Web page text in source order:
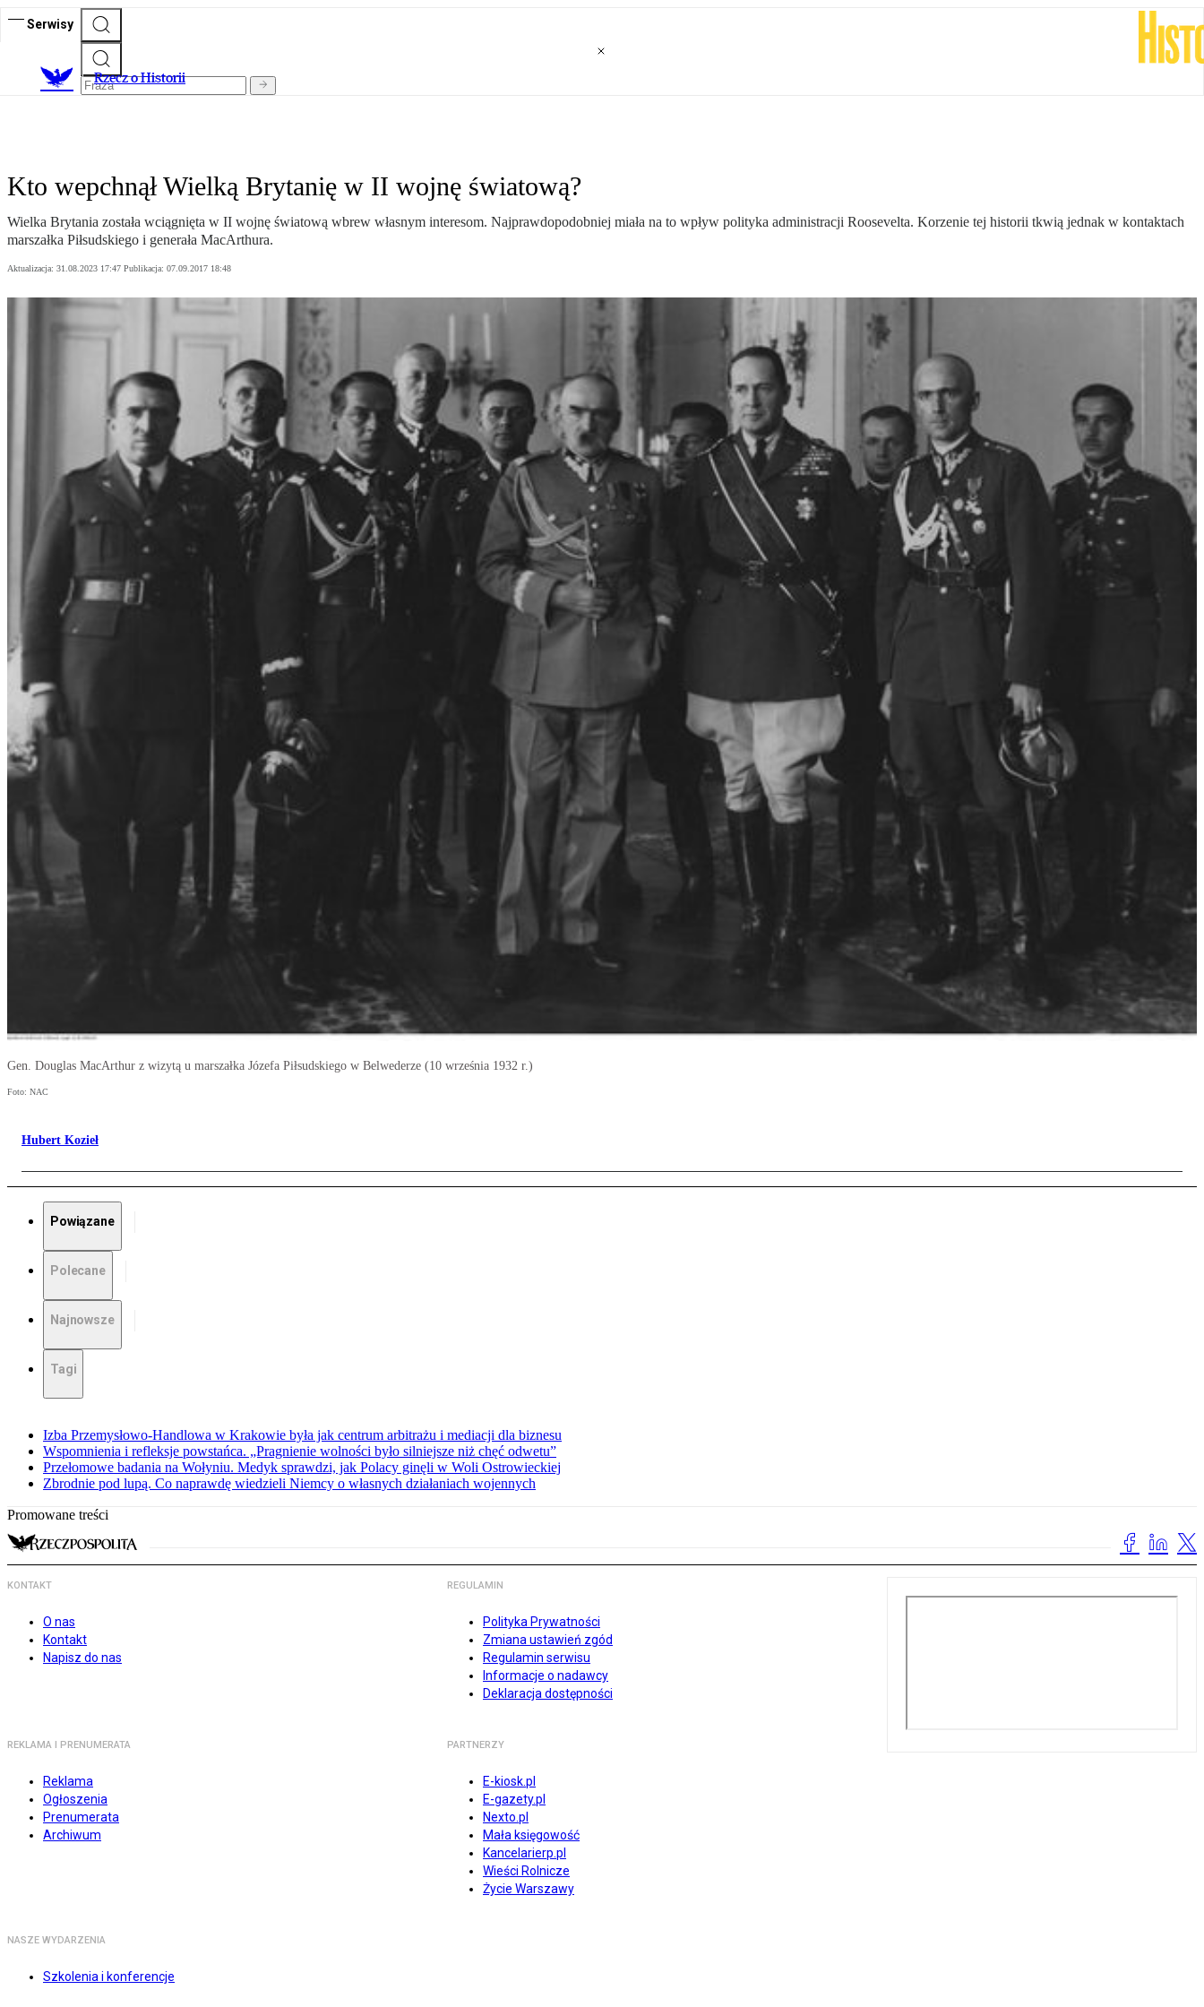
Serwisy
Rzecz o Historii
Kto wepchnął Wielką Brytanię w II wojnę światową?
Wielka Brytania została wciągnięta w II wojnę światową wbrew własnym interesom. Najprawdopodobniej miała na to wpływ polityka administracji Roosevelta. Korzenie tej historii tkwią jednak w kontaktach
marszałka Piłsudskiego i generała MacArthura.
Aktualizacja: 31.08.2023 17:47 Publikacja: 07.09.2017 18:48
Gen. Douglas MacArthur z wizytą u marszałka Józefa Piłsudskiego w Belwederze (10 września 1932 r.)
Foto: NAC
Hubert Kozieł
Powiązane
Polecane
Najnowsze
Tagi
Izba Przemysłowo-Handlowa w Krakowie była jak centrum arbitrażu i mediacji dla biznesu
Wspomnienia i refleksje powstańca. „Pragnienie wolności było silniejsze niż chęć odwetu”
Przełomowe badania na Wołyniu. Medyk sprawdzi, jak Polacy ginęli w Woli Ostrowieckiej
Zbrodnie pod lupą. Co naprawdę wiedzieli Niemcy o własnych działaniach wojennych
Promowane treści
KONTAKT
O nas
Kontakt
Napisz do nas
REGULAMIN
Polityka Prywatności
Zmiana ustawień zgód
Regulamin serwisu
Informacje o nadawcy
Deklaracja dostępności
REKLAMA I PRENUMERATA
Reklama
Ogłoszenia
Prenumerata
Archiwum
PARTNERZY
E-kiosk.pl
E-gazety.pl
Nexto.pl
Mała księgowość
Kancelarierp.pl
Wieści Rolnicze
Życie Warszawy
NASZE WYDARZENIA
Szkolenia i konferencje